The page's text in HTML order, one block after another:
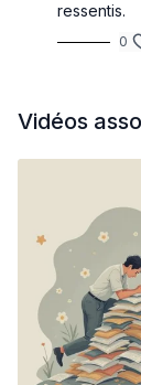
ressentis.
0
Vidéos